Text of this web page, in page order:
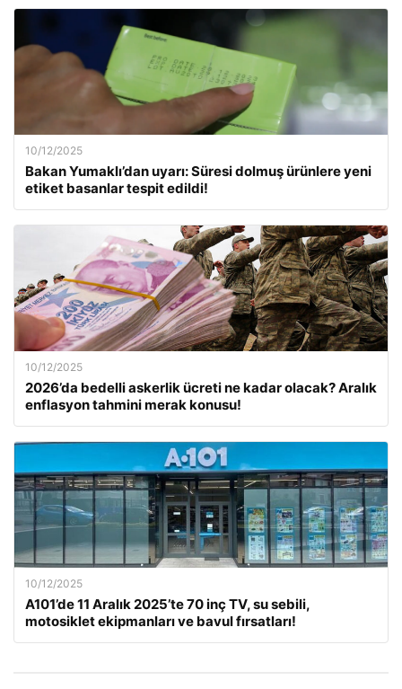
10/12/2025
Bakan Yumaklı’dan uyarı: Süresi dolmuş ürünlere yeni
etiket basanlar tespit edildi!
10/12/2025
2026’da bedelli askerlik ücreti ne kadar olacak? Aralık
enflasyon tahmini merak konusu!
10/12/2025
A101’de 11 Aralık 2025’te 70 inç TV, su sebili,
motosiklet ekipmanları ve bavul fırsatları!